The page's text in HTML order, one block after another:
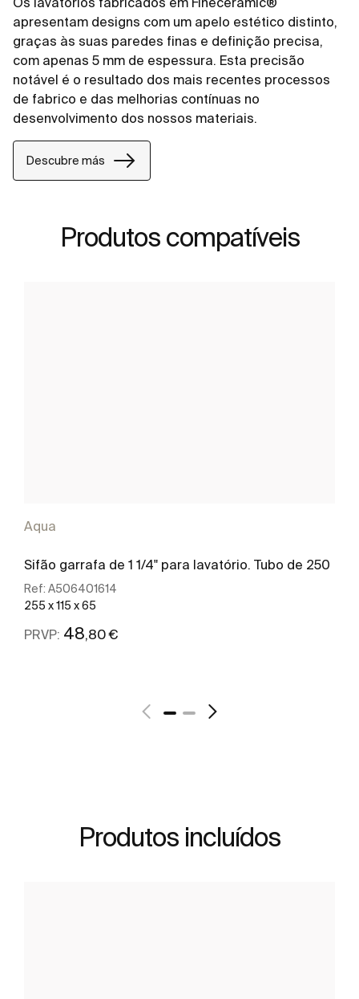
apresentam designs com um apelo estético distinto,
graças às suas paredes finas e definição precisa,
com apenas 5 mm de espessura. Esta precisão
notável é o resultado dos mais recentes processos
de fabrico e das melhorias contínuas no
desenvolvimento dos nossos materiais.
Descubre más
Produtos compatíveis
Aqua
Sifão garrafa de 1 1/4" para lavatório. Tubo de 250
Ref: A506401614
255 x 115 x 65
PRVP: 48,80 €
Produtos incluídos